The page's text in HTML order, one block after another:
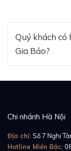
Quý khách có
Gia Bảo?
Chi nhánh Hà Nội
Địa chỉ: Số 7 Nghi
Hotline Miền Bắc: